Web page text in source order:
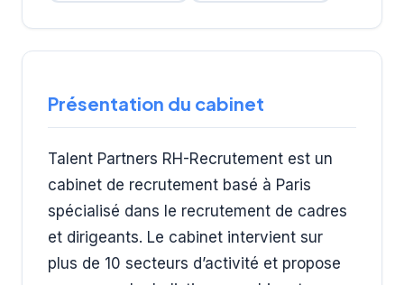
Présentation du cabinet
Talent Partners RH-Recrutement est un
cabinet de recrutement basé à Paris
spécialisé dans le recrutement de cadres
et dirigeants. Le cabinet intervient sur
plus de 10 secteurs d’activité et propose